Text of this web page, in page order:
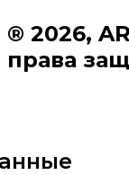
® 2026,
права